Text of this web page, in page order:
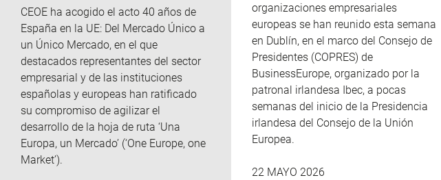
CEOE ha acogido el acto 40 años de
España en la UE: Del Mercado Único a
un Único Mercado, en el que
destacados representantes del sector
empresarial y de las instituciones
españolas y europeas han ratificado
su compromiso de agilizar el
desarrollo de la hoja de ruta ‘Una
Europa, un Mercado’ (‘One Europe, one
Market’).
organizaciones empresariales
europeas se han reunido esta semana
en Dublín, en el marco del Consejo de
Presidentes (COPRES) de
BusinessEurope, organizado por la
patronal irlandesa Ibec, a pocas
semanas del inicio de la Presidencia
irlandesa del Consejo de la Unión
Europea.
22 MAYO 2026